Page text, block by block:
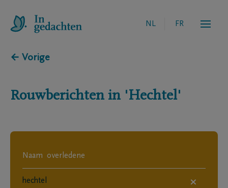
NL FR
← Vorige
Rouwberichten in 'Hechtel'
×